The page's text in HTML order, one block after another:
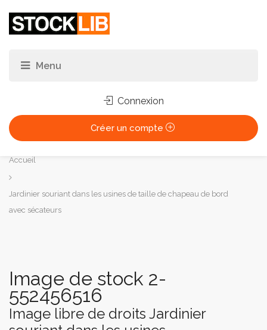
Connexion
Créer un compte
Vous
êtes
ici :
Accueil
Jardinier souriant dans les usines de taille de chapeau de bord
avec sécateurs
Image de stock 2-
552456516
Image libre de droits Jardinier